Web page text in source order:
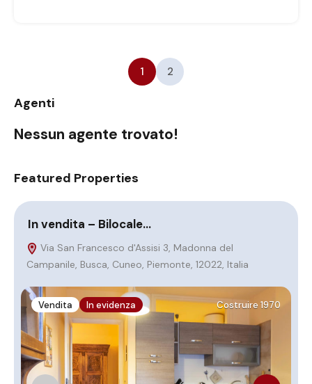
1 2
Agenti
Nessun agente trovato!
Featured Properties
In vendita – Bilocale…
Via San Francesco d'Assisi 3, Madonna del
Campanile, Busca, Cuneo, Piemonte, 12022, Italia
Vendita In evidenza Costruire 1970